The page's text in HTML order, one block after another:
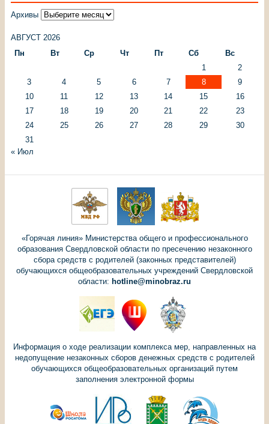
Архивы
АВГУСТ 2026
Пн
Вт Ср Чт Пт Сб
Вс
1
2
3
4 5 6 7 8
9
10
11 12 13 14 15
16
17
18 19 20 21 22
23
24
25 26 27 28 29
30
31
« Июл
«Горячая линия» Министерства общего и профессионального
образования Свердловской области по пресечению незаконного
сбора средств с родителей (законных представителей)
обучающихся общеобразовательных учреждений Свердловской
области: hotline@minobraz.ru
Информация о ходе реализации комплекса мер, направленных на
недопущение незаконных сборов денежных средств с родителей
обучающихся общеобразовательных организаций путем
заполнения электронной формы